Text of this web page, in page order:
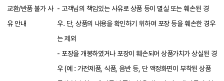
교환/반품 불가 사
유 안내
- 고객님의 책임있는 사유로 상품 등이 멸실 또는 훼손된 경
우. 단, 상품의 내용을 확인하기 위하여 포장 등을 훼손한 경우
는 제외
- 포장을 개봉하였거나 포장이 훼손되어 상품가치가 상실된 경
우 (예 : 가전제품, 식품, 음반 등, 단 액정화면이 부착된 상품